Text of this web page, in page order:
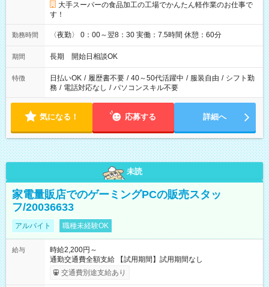
大手スーパーの食品加工の工場でかんたん軽作業のお仕事で
す！
勤務時間 〈夜勤〉 0：00～翌8：30 実働：7.5時間 休憩：60分
期間 長期 開始日相談OK
特徴 日払いOK / 履歴書不要 / 40～50代活躍中 / 服装自由 / シフト勤
務 / 電話対応なし / パソコンスキル不要
気になる！ 応募する 詳細へ
未読
家電量販店でのゲーミングPCの販売スタッ
フ/20036633
アルバイト 職種未経験OK
給与
時給2,200円～
通勤交通費全額支給 【試用期間】試用期間なし
交通費別途支給あり